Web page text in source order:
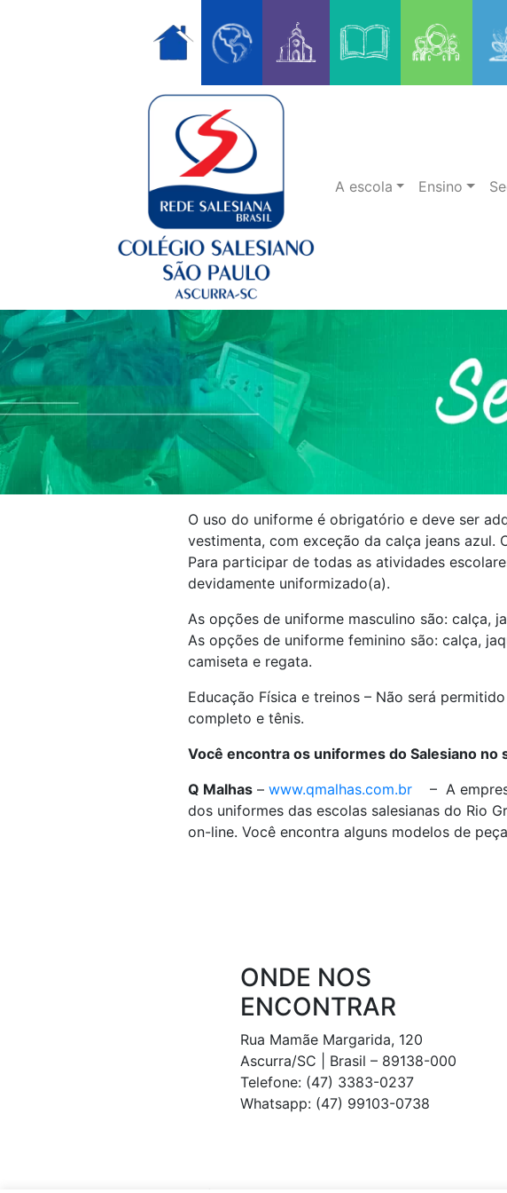
A escola Ensino
O uso do uniforme é obrigatório e deve ser
vestimenta, com exceção da calça jeans azul.
Para participar de todas as atividades
devidamente uniformizado(a).
As opções de uniforme masculino são: calça,
As opções de uniforme feminino são: calça,
camiseta e regata.
Educação Física e treinos – Não será
completo e tênis.
Você encontra os uniformes do Salesiano no
Q Malhas – www.qmalhas.com.br
– A
dos uniformes das escolas salesianas do Rio
on-line. Você encontra alguns modelos de
ONDE NOS
ENCONTRAR
Rua Mamãe Margarida, 120
Ascurra/SC | Brasil – 89138-000
Telefone: (47) 3383-0237
Whatsapp: (47) 99103-0738